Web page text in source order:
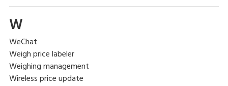
W
WeChat
Weigh price labeler
Weighing management
Wireless price update